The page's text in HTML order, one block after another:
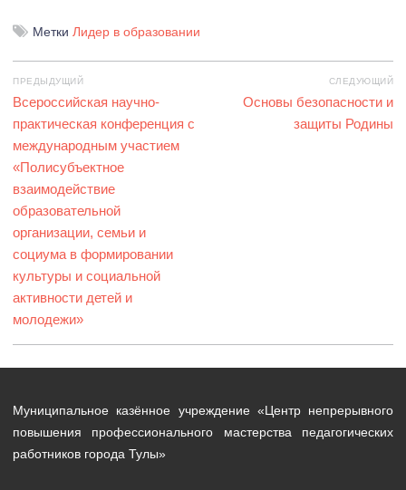
Метки Лидер в образовании
Навигация
по
записям
ПРЕДЫДУЩИЙ
Предыдущая
запись:
Всероссийская научно-
практическая конференция с
международным участием
«Полисубъектное
взаимодействие
образовательной
организации, семьи и
социума в формировании
культуры и социальной
активности детей и
молодежи»
СЛЕДУЮЩИЙ
Следующая
Основы безопасности и
защиты Родины
Муниципальное казённое учреждение «Центр непрерывного
повышения профессионального мастерства педагогических
работников города Тулы»